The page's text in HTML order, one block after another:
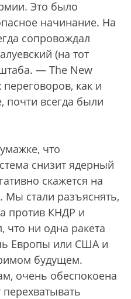
Это было
начинание. На
сопровождал
(на тот
— The New
как и
почти всегда были
что
снизит ядерный
скажется на
Мы стали разъяснять,
против КНДР и
что ни одна ракета
Европы или США и
будущем.
очень обеспокоена